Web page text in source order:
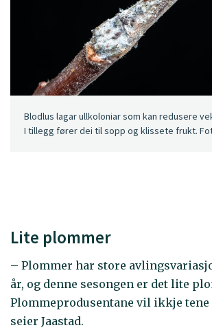
Blodlus lagar ullkoloniar som kan redusere
I tillegg fører dei til sopp og klissete frukt.
Lite plommer
– Plommer har store
år, og denne sesongen er det lite
Plommeprodusentane vil ikkje tene
seier Jaastad.